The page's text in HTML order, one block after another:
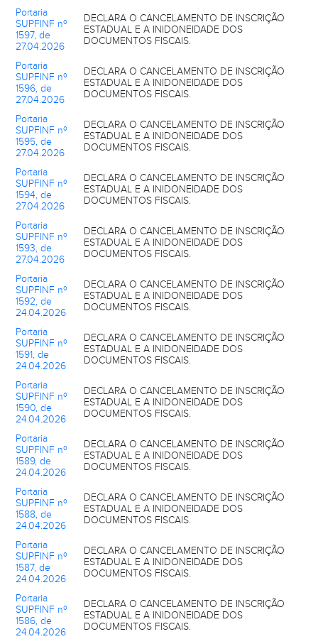
Portaria
SUPFINF nº
1597, de
27.04.2026
DECLARA O CANCELAMENTO DE INSCRIÇÃO
ESTADUAL E A INIDONEIDADE DOS
DOCUMENTOS FISCAIS.
Portaria
SUPFINF nº
1596, de
27.04.2026
DECLARA O CANCELAMENTO DE INSCRIÇÃO
ESTADUAL E A INIDONEIDADE DOS
DOCUMENTOS FISCAIS.
Portaria
SUPFINF nº
1595, de
27.04.2026
DECLARA O CANCELAMENTO DE INSCRIÇÃO
ESTADUAL E A INIDONEIDADE DOS
DOCUMENTOS FISCAIS.
Portaria
SUPFINF nº
1594, de
27.04.2026
DECLARA O CANCELAMENTO DE INSCRIÇÃO
ESTADUAL E A INIDONEIDADE DOS
DOCUMENTOS FISCAIS.
Portaria
SUPFINF nº
1593, de
27.04.2026
DECLARA O CANCELAMENTO DE INSCRIÇÃO
ESTADUAL E A INIDONEIDADE DOS
DOCUMENTOS FISCAIS.
Portaria
SUPFINF nº
1592, de
24.04.2026
DECLARA O CANCELAMENTO DE INSCRIÇÃO
ESTADUAL E A INIDONEIDADE DOS
DOCUMENTOS FISCAIS.
Portaria
SUPFINF nº
1591, de
24.04.2026
DECLARA O CANCELAMENTO DE INSCRIÇÃO
ESTADUAL E A INIDONEIDADE DOS
DOCUMENTOS FISCAIS.
Portaria
SUPFINF nº
1590, de
24.04.2026
DECLARA O CANCELAMENTO DE INSCRIÇÃO
ESTADUAL E A INIDONEIDADE DOS
DOCUMENTOS FISCAIS.
Portaria
SUPFINF nº
1589, de
24.04.2026
DECLARA O CANCELAMENTO DE INSCRIÇÃO
ESTADUAL E A INIDONEIDADE DOS
DOCUMENTOS FISCAIS.
Portaria
SUPFINF nº
1588, de
24.04.2026
DECLARA O CANCELAMENTO DE INSCRIÇÃO
ESTADUAL E A INIDONEIDADE DOS
DOCUMENTOS FISCAIS.
Portaria
SUPFINF nº
1587, de
24.04.2026
DECLARA O CANCELAMENTO DE INSCRIÇÃO
ESTADUAL E A INIDONEIDADE DOS
DOCUMENTOS FISCAIS.
Portaria
SUPFINF nº
1586, de
24.04.2026
DECLARA O CANCELAMENTO DE INSCRIÇÃO
ESTADUAL E A INIDONEIDADE DOS
DOCUMENTOS FISCAIS.